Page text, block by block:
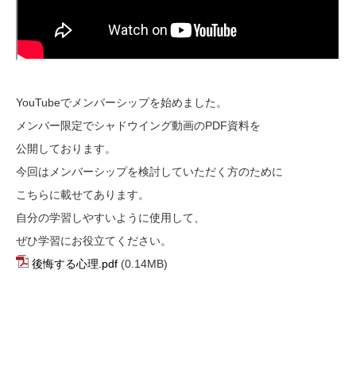
YouTubeでメンバーシップを始めました。
メンバー限定でシャドウイング動画のPDF資料を
公開しております。
今回はメンバーシップを検討していただく方のために
こちらに載せてあります。
自分の学習しやすいように使用して、
ぜひ学習にお役立てください。
後悔する心理.pdf (0.14MB)